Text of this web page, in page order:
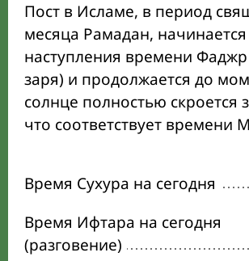
Пост в Исламе, в период
месяца Рамадан, начинается
наступления времени Фаджр
заря) и продолжается до
солнце полностью скроется
что соответствует времени
Время Сухура на сегодня
Время Ифтара на сегодня
(разговение)